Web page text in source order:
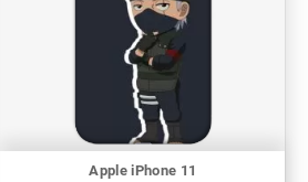
Apple iPhone 11